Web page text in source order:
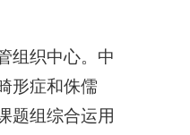
组织中心。中
形症和侏儒
题组综合运用